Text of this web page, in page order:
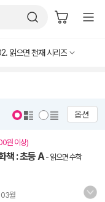
읽으면 천재 시리즈
옵션
원 이상)
책 : 초등 A- 읽으면 수학
월